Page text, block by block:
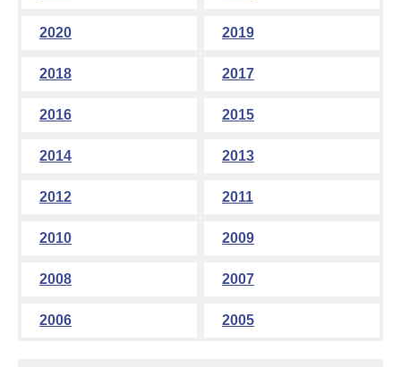
2020 2019
2018 2017
2016 2015
2014 2013
2012 2011
2010 2009
2008 2007
2006 2005